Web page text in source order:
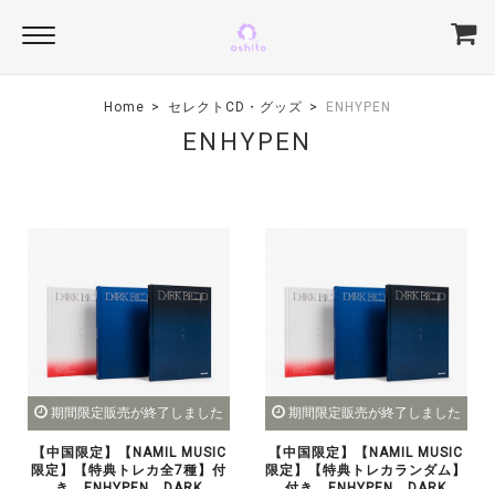
Home セレクトCD・グッズ ENHYPEN
ENHYPEN
期間限定販売が終了しました
【中国限定】【NAMIL MUSIC
限定】【特典トレカ全7種】付
期間限定販売が終了しました
【中国限定】【NAMIL MUSIC
限定】【特典トレカランダム】